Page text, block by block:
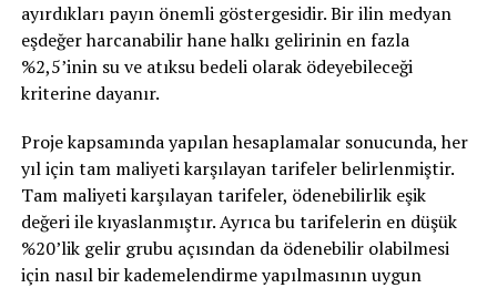
ayırdıkları payın önemli göstergesidir. Bir ilin medyan
eşdeğer harcanabilir hane halkı gelirinin en fazla
%2,5’inin su ve atıksu bedeli olarak ödeyebileceği
kriterine dayanır.
Proje kapsamında yapılan hesaplamalar sonucunda, her
yıl için tam maliyeti karşılayan tarifeler belirlenmiştir.
Tam maliyeti karşılayan tarifeler, ödenebilirlik eşik
değeri ile kıyaslanmıştır. Ayrıca bu tarifelerin en düşük
%20’lik gelir grubu açısından da ödenebilir olabilmesi
için nasıl bir kademelendirme yapılmasının uygun